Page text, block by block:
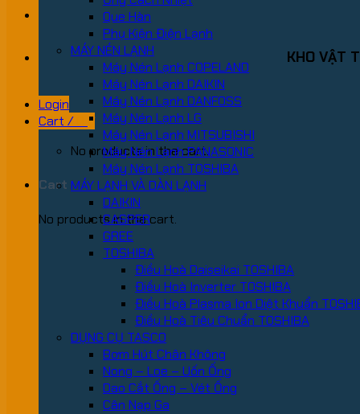
KHO VẬT
Login
Cart /
₫
No products in the cart.
Cart
No products in the cart.
Que Hàn
Phụ Kiện Điện Lạnh
MÁY NÉN LẠNH
Máy Nén Lạnh COPELAND
Máy Nén Lạnh DAIKIN
Máy Nén Lạnh DANFOSS
Máy Nén Lạnh LG
Máy Nén Lạnh MITSUBISHI
Máy Nén Lạnh PANASONIC
Máy Nén Lạnh TOSHIBA
MÁY LẠNH VÀ DÀN LẠNH
DAIKIN
CASPER
GREE
TOSHIBA
Điều Hoà Daiseikai TOSHIBA
Điều Hoà Inverter TOSHIBA
Điều Hoà Plasma Ion Diệt Khuẩn
Điều Hoà Tiêu Chuẩn TOSHIBA
DỤNG CỤ TASCO
Bơm Hút Chân Không
Nong – Loe – Uốn Ống
Dao Cắt Ống – Vét Ống
Cân Nạp Ga